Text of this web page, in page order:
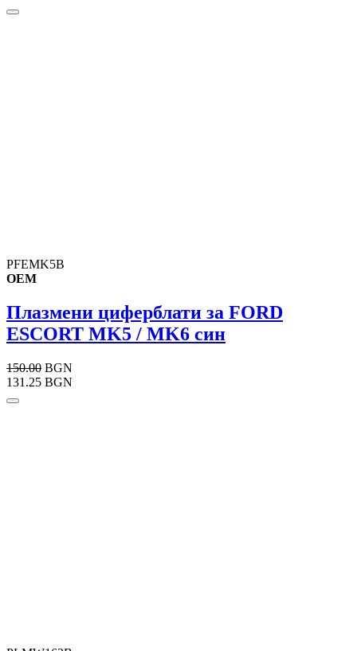
PFEMK5B
OEM
Плазмени циферблати за FORD
ESCORT MK5 / MK6 син
150.00 BGN
131.25 BGN